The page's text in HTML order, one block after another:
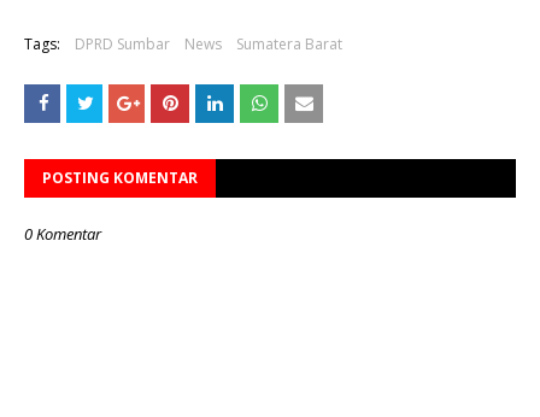
Tags: DPRD Sumbar News Sumatera Barat
POSTING KOMENTAR
0 Komentar